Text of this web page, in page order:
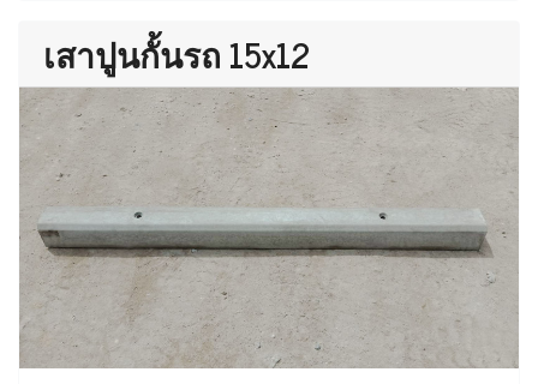
เสาปูนกั้นรถ 15x12